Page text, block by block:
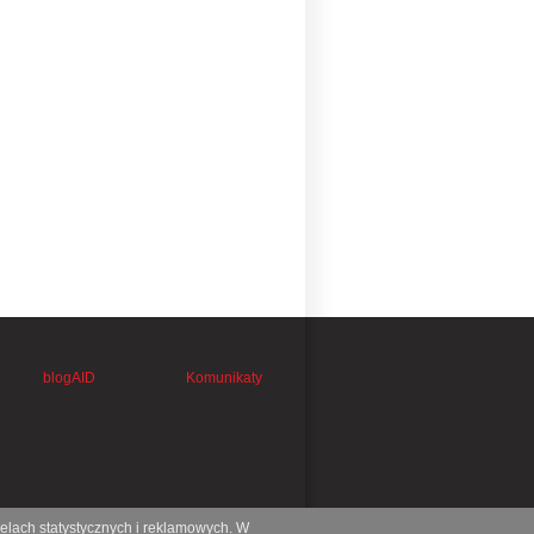
blogAID Komunikaty
statystycznych i reklamowych. W